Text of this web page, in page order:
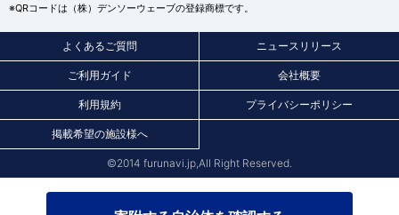
※QRコードは（株）デンソーウェーブの登録商標です。
よくあるご質問 ニュースリリース
ご利用ガイド 会社概要
利用規約 プライバシーポリシー
掲載希望の施設様へ
©2014 furunavi.jp,All Right Reserved.